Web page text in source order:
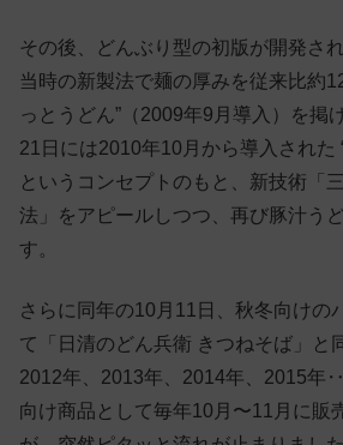
その後、どんぶり型の初版が開発さ
当時の新製法で麺の厚みを従来比約
っとうどん”（2009年9月導入）を掲
21日には2010年10月から導入された
というコンセプトのもと、新技術「
法」をアピールしつつ、再び豚汁う
す。
さらに同年の10月11日、秋冬向けの
て「日清のどん兵衛 きつねそば」と
2012年、2013年、2014年、2015年
向け商品として毎年10月〜11月に販